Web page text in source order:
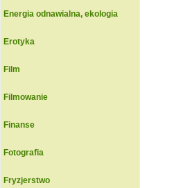
Energia odnawialna, ekologia
Erotyka
Film
Filmowanie
Finanse
Fotografia
Fryzjerstwo